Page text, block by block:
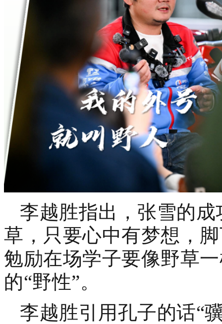
李越胜指出，张雪的
草，只要心中有梦想，
勉励在场学子要像野草
的“野性”。
李越胜引用孔子的话“